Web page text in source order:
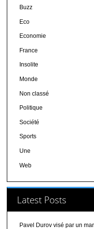
Buzz
Eco
Economie
France
Insolite
Monde
Non classé
Politique
Société
Sports
Une
Web
Latest Posts
Pavel Durov visé par un